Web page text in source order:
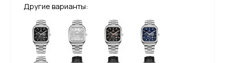
Другие варианты: